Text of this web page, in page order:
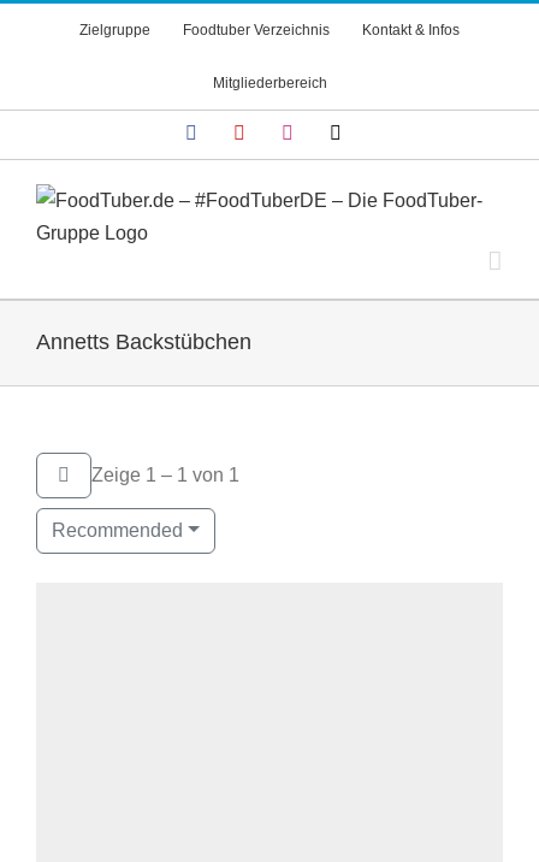
Zielgruppe Foodtuber Verzeichnis Kontakt & Infos
Mitgliederbereich
FacebookYouTubeInstagram
Annetts Backstübchen
Zeige 1 – 1 von 1
Recommended